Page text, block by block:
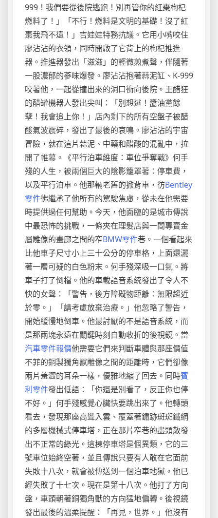
999！我們要從後院逃跑！別再管你的紅棗枸杞
燃料了！」「不行！燃料是文明的基礎！沒了紅
棗我飛不遠！」吉娃娃特務抗議。它用小嘴咬住
廖沾沾的衣領，同時開啟了它背上的枸杞推進
器。推進器發出「滋滋」的輕微煎煮聲，伴隨著
一股濃郁的蔘味爆發。廖沾沾抱著蒜泥缸、K-999
咬著他，一起從撞出來的洞口衝向後院。王醋狂
的醋罐機器人發出尖叫：「別想逃！醬油黨餘
孽！我會追上你！」店內剩下的所有空盤子被醋
酸氣波震碎，發出了最後的哀鳴。廖沾沾的宇宙
冒險，就在這片蒜泥、中藥和醋酸的混亂中，拉
開了帷幕。《平行泊車維度：車位爭奪戰》何手
殘的人生，被兩個巨大的陰影籠罩著：停車費，
以及平行泊車。他那輛老舊的掀背車，彷Bentley
零件彿繼承了他所有的駕駛焦慮，從未在他需要
時提供過任何幫助。今天，他面臨的是城市傳說
中最恐怖的挑戰，一條夾在理髮店與一間專賣金
屬雕像的畫廊之間的窄BMW零件巷。一個看起來
比他車子尺寸小上三十公分的停車格，上面還灑
著一層可疑的白色粉末。何手殘深吸一口氣。將
車子打了倒檔。他的車載語音系統發出了令人不
快的女聲：「警告，後方障礙物距離：無限趨近
於零。」「請考慮放棄治療。」他忽略了警告，
開始緩慢地倒車。他最討厭的不是語音系統，而
是那兩塊永遠在關鍵時刻自動收折的後視鏡。當
汽車零件報價他需要它們來判斷車體與那座價值
不菲的銅製獨角獸雕像之間的距離時，它們卻像
兩片羞澀的耳朵一樣，優雅地縮了回去。同時賓
利零件發出低語：「你還是別看了，反正你也停
不好。」何手殘感覺心臟快要跳出來了。他轉頭
看去，發現那座高聳入雲、覆蓋著鏽跡斑斑鐵網
的多層機械式停車塔，正在那片窄巷的盡頭散發
出不正常的綠光。這棟停車塔是個異類，它的三
號車位始終空著，並且傳說只要有人敢在它面前
失敗十八次，就會被傳送到一個泊車地獄。他已
經失敗了十七次。現在是第十八次。他打了方向
盤，車頭朝著銅獨角獸的方向猛地偏轉。後視鏡
發出最後的溫柔提醒：「再見，世界。」他沒有